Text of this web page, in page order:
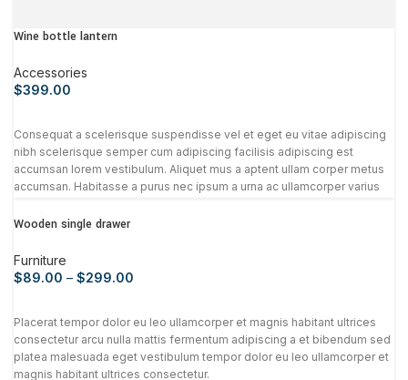
Wine bottle lantern
Accessories
$399.00
Consequat a scelerisque suspendisse vel et eget eu vitae adipiscing
nibh scelerisque semper cum adipiscing facilisis adipiscing est
accumsan lorem vestibulum. Aliquet mus a aptent ullam corper metus
accumsan. Habitasse a purus nec ipsum a urna ac ullamcorper varius
Wooden single drawer
Furniture
$89.00 – $299.00
Placerat tempor dolor eu leo ullamcorper et magnis habitant ultrices
consectetur arcu nulla mattis fermentum adipiscing a et bibendum sed
platea malesuada eget vestibulum tempor dolor eu leo ullamcorper et
magnis habitant ultrices consectetur.